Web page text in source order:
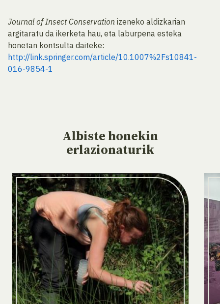
Journal of Insect Conservation izeneko aldizkarian
argitaratu da ikerketa hau, eta laburpena esteka
honetan kontsulta daiteke:
http://link.springer.com/article/10.1007%2Fs10841-
016-9854-1
Albiste honekin
erlazionaturik